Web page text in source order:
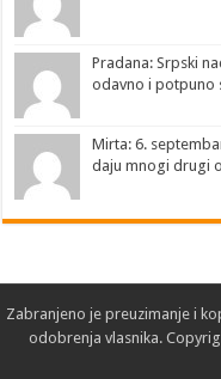
Pradana: Srpski
odavno i potpuno
Mirta: 6.
daju mnogi drugi
Zabranjeno je preuzimanje i
odobrenja vlasnika.